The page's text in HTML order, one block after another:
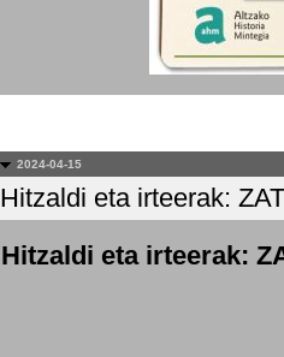
2024-04-15
Hitzaldi eta irteerak:
Hitzaldi eta irteerak: